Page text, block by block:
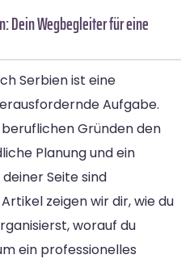
Dein Wegbegleiter für eine
Serbien ist eine
Aufgabe.
Gründen den
Planung und ein
Seite sind
zeigen wir dir, wie du
worauf du
ein professionelles